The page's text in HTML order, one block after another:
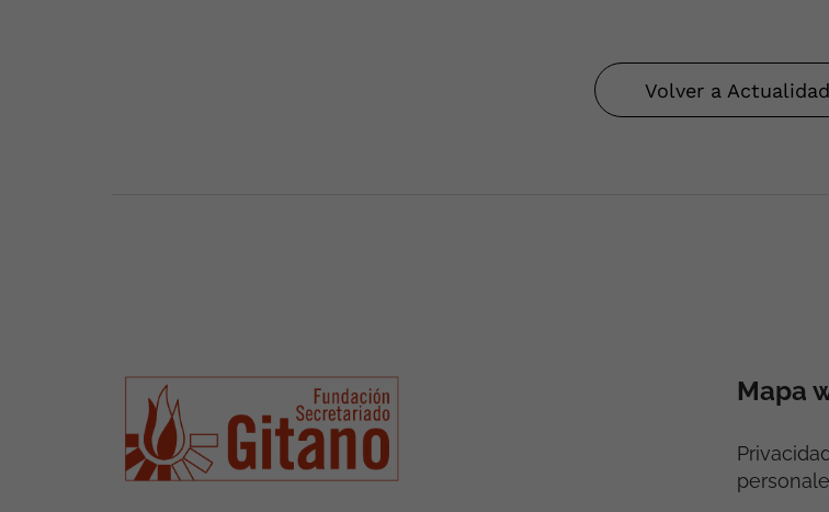
Volver a Actualidad
Mapa